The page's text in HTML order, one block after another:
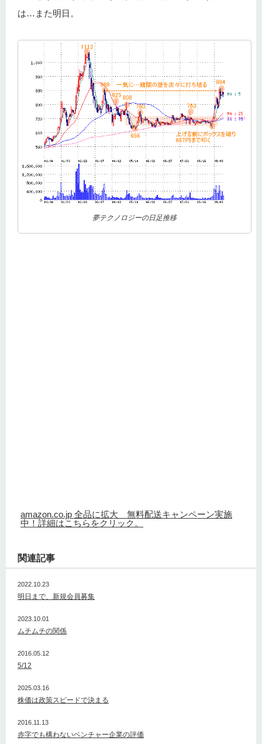
は…また明日。
夢テクノロジーの日足推移
amazon.co.jp 全品に拡大 無料配送キャンペーン実施
中！詳細はこちらをクリック。
関連記事
2022.10.23
明日まで、新規会員募集
2023.10.01
ムチムチの関係
2016.05.12
5/12
2025.03.16
株価は政策スピードで決まる
2016.11.13
赤字でも構わないベンチャー企業の評価